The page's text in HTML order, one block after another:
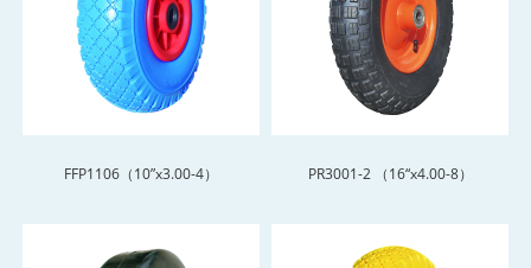
FFP1106（10”x3.00-4） PR3001-2 （16“x4.00-8）